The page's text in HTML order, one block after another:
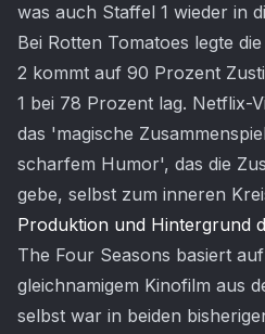
was auch Staffel 1 wieder in
Bei Rotten Tomatoes legte
2 kommt auf 90 Prozent
1 bei 78 Prozent lag. Netflix-
das 'magische
scharfem Humor', das die
gebe, selbst zum inneren
Produktion und Hintergrund
The Four Seasons basiert
gleichnamigem Kinofilm aus
selbst war in beiden